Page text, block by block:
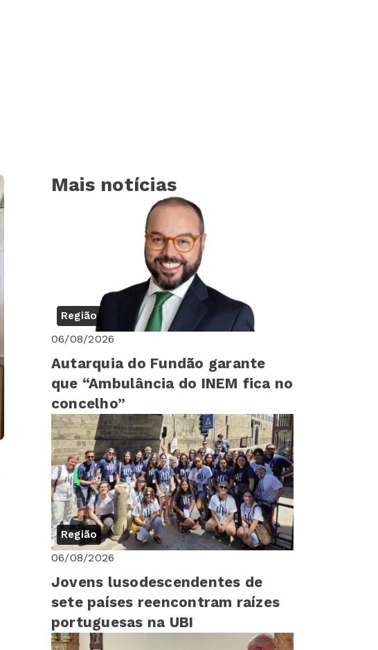
Mais notícias
Região
06/08/2026
Autarquia do Fundão garante
que “Ambulância do INEM fica no
concelho”
Região
06/08/2026
Jovens lusodescendentes de
sete países reencontram raízes
portuguesas na UBI